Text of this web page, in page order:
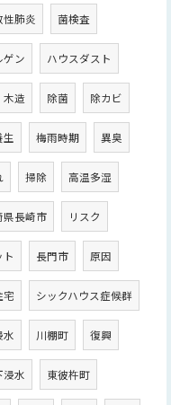
性肺炎 菌検査
ゲン ハウスダスト
木造 除菌 除カビ
生 梅雨時期 異臭
掃除 高温多湿
県長崎市 リスク
ト 長門市 原因
宅 シックハウス症候群
水 川棚町 復興
浸水 東彼杵町